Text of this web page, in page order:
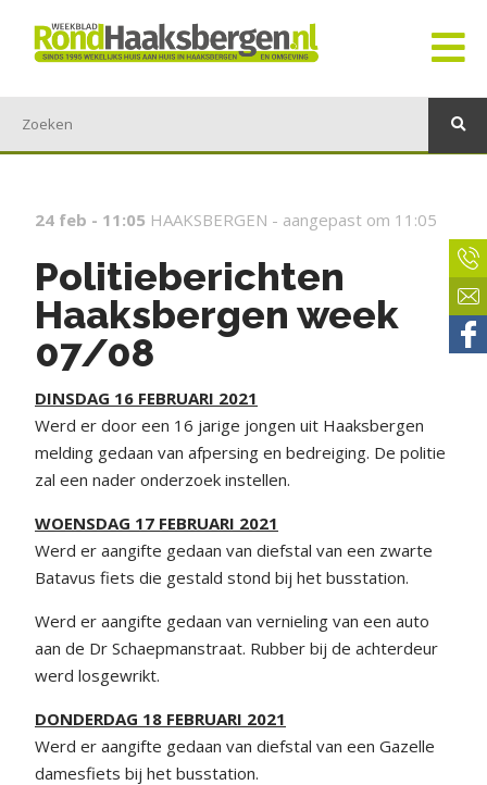
24 feb - 11:05 HAAKSBERGEN - aangepast om 11:05
Politieberichten
Haaksbergen week
07/08
DINSDAG 16 FEBRUARI 2021
Werd er door een 16 jarige jongen uit Haaksbergen
melding gedaan van afpersing en bedreiging. De politie
zal een nader onderzoek instellen.
WOENSDAG 17 FEBRUARI 2021
Werd er aangifte gedaan van diefstal van een zwarte
Batavus fiets die gestald stond bij het busstation.
Werd er aangifte gedaan van vernieling van een auto
aan de Dr Schaepmanstraat. Rubber bij de achterdeur
werd losgewrikt.
DONDERDAG 18 FEBRUARI 2021
Werd er aangifte gedaan van diefstal van een Gazelle
damesfiets bij het busstation.